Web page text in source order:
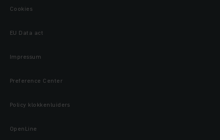
Cookies
EU Data act
Impressum
Preference Center
Policy klokkenluiders
OpenLine